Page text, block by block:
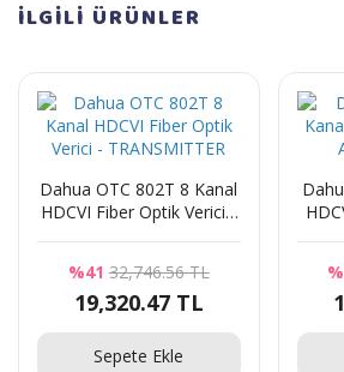
İLGİLİ ÜRÜNLER
Dahua OTC 802T 8 Kanal
HDCVI Fiber Optik Verici -
%41 32,746.56 TL
19,320.47 TL
Sepete Ekle
Dahua